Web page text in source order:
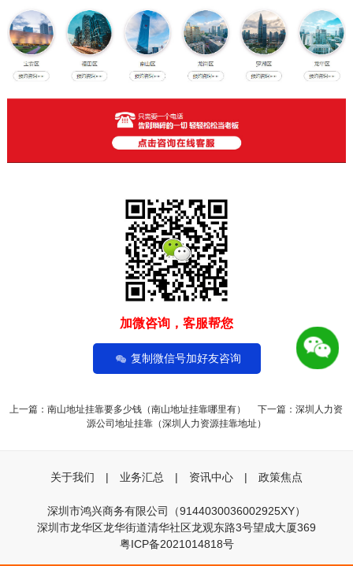
加微咨询，客服帮您
复制微信号加好友咨询
上一篇：南山地址挂靠要多少钱（南山地址挂靠哪里有） 下一篇：深圳人力资
源公司地址挂靠（深圳人力资源挂靠地址）
关于我们 | 业务汇总 | 资讯中心 | 政策焦点
深圳市鸿兴商务有限公司（9144030036002925XY）
深圳市龙华区龙华街道清华社区龙观东路3号望成大厦369
粤ICP备2021014818号